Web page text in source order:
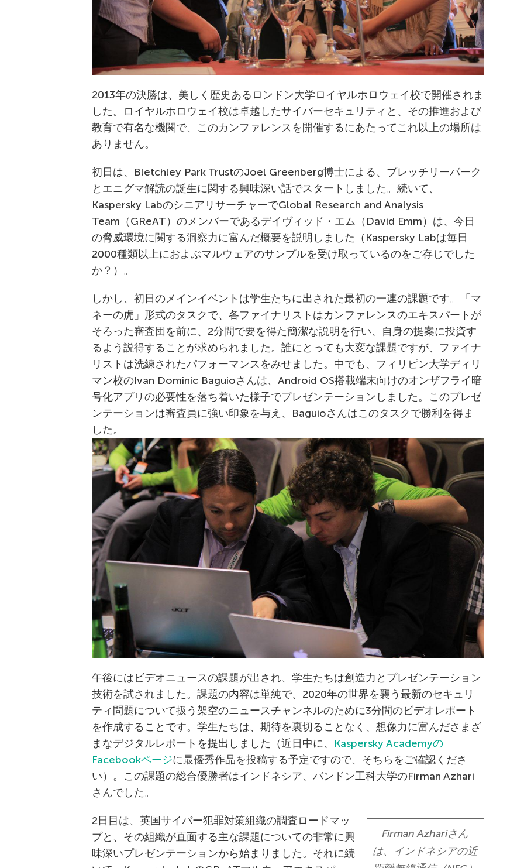
2013年の決勝は、美しく歴史あるロンドン大学ロイヤルホロウェイ校で開催されま
した。ロイヤルホロウェイ校は卓越したサイバーセキュリティと、その推進および
教育で有名な機関で、このカンファレンスを開催するにあたってこれ以上の場所は
ありません。
初日は、Bletchley Park TrustのJoel Greenberg博士による、ブレッチリーパーク
とエニグマ解読の誕生に関する興味深い話でスタートしました。続いて、
Kaspersky LabのシニアリサーチャーでGlobal Research and Analysis
Team（GReAT）のメンバーであるデイヴィッド・エム（David Emm）は、今日
の脅威環境に関する洞察力に富んだ概要を説明しました（Kaspersky Labは毎日
2000種類以上におよぶマルウェアのサンプルを受け取っているのをご存じでした
か？）。
しかし、初日のメインイベントは学生たちに出された最初の一連の課題です。「マ
ネーの虎」形式のタスクで、各ファイナリストはカンファレンスのエキスパートが
そろった審査団を前に、2分間で要を得た簡潔な説明を行い、自身の提案に投資す
るよう説得することが求められました。誰にとっても大変な課題ですが、ファイナ
リストは洗練されたパフォーマンスをみせました。中でも、フィリピン大学ディリ
マン校のIvan Dominic Baguioさんは、Android OS搭載端末向けのオンザフライ暗
号化アプリの必要性を落ち着いた様子でプレゼンテーションしました。このプレゼ
ンテーションは審査員に強い印象を与え、Baguioさんはこのタスクで勝利を得ま
した。
午後にはビデオニュースの課題が出され、学生たちは創造力とプレゼンテーション
技術を試されました。課題の内容は単純で、2020年の世界を襲う最新のセキュリ
ティ問題について扱う架空のニュースチャンネルのために3分間のビデオレポート
を作成することです。学生たちは、期待を裏切ることなく、想像力に富んださまざ
まなデジタルレポートを提出しました（近日中に、 Kaspersky Academyの
Facebookページに最優秀作品を投稿する予定ですので、そちらをご確認くださ
い）。この課題の総合優勝者はインドネシア、バンドン工科大学のFirman Azhari
さんでした。
Firman Azhariさん
は、インドネシアの近
2日目は、英国サイバー犯罪対策組織の調査ロードマッ
プと、その組織が直面する主な課題についての非常に興
味深いプレゼンテーションから始まりました。それに続